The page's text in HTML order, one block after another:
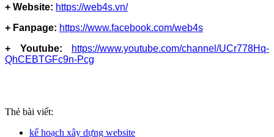
+ Website: https://web4s.vn/
+ Fanpage: https://www.facebook.com/web4s
+ Youtube:
https://www.youtube.com/channel/UCr778Hq-
QhCEBTGFc9n-Pcg
Thẻ bài viết:
kế hoạch xây dựng website